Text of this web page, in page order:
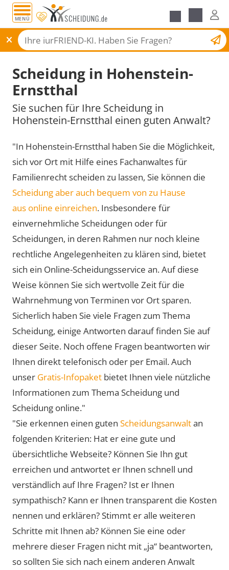
MENÜ
Scheidungsantrag
Scheidung in Hohenstein-
Ernstthal
Sie suchen für Ihre Scheidung in
Hohenstein-Ernstthal einen guten Anwalt?
"In Hohenstein-Ernstthal haben Sie die Möglichkeit,
sich vor Ort mit Hilfe eines Fachanwaltes für
Familienrecht scheiden zu lassen, Sie können die
Scheidung aber auch bequem von zu Hause
aus online einreichen. Insbesondere für
einvernehmliche Scheidungen oder für
Scheidungen, in deren Rahmen nur noch kleine
rechtliche Angelegenheiten zu klären sind, bietet
sich ein Online-Scheidungsservice an. Auf diese
Weise können Sie sich wertvolle Zeit für die
Wahrnehmung von Terminen vor Ort sparen.
Sicherlich haben Sie viele Fragen zum Thema
Scheidung, einige Antworten darauf finden Sie auf
dieser Seite. Noch offene Fragen beantworten wir
Ihnen direkt telefonisch oder per Email. Auch
unser Gratis-Infopaket bietet Ihnen viele nützliche
Informationen zum Thema Scheidung und
Scheidung online."
"Sie erkennen einen guten Scheidungsanwaltan
folgenden Kriterien: Hat er eine gute und
übersichtliche Webseite? Können Sie Ihn gut
erreichen und antwortet er Ihnen schnell und
verständlich auf Ihre Fragen? Ist er Ihnen
sympathisch? Kann er Ihnen transparent die Kosten
nennen und erklären? Stimmt er alle weiteren
Schritte mit Ihnen ab? Können Sie eine oder
mehrere dieser Fragen nicht mit „ja“ beantworten,
so sollten Sie sich nach einem anderen Anwalt